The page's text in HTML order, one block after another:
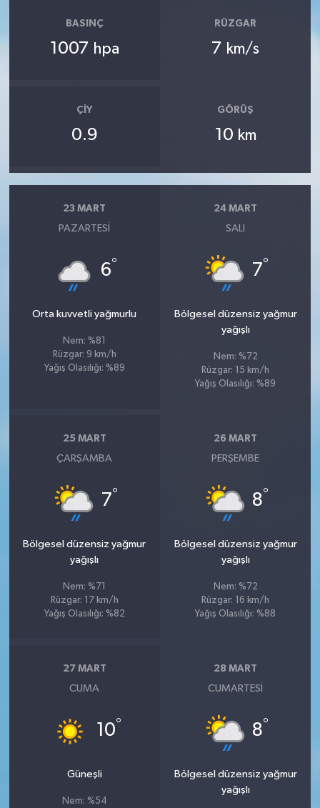
BASINÇ
1007 hpa
RÜZGAR
7 km/s
ÇIY
0.9
GÖRÜŞ
10 km
23 MART
PAZARTESI
6°
Orta kuvvetli yağmurlu
Nem: %81
Rüzgar: 9 km/h
Yağış Olasılığı: %89
24 MART
SALI
7°
Bölgesel düzensiz yağmur
yağışlı
Nem: %72
Rüzgar: 15 km/h
Yağış Olasılığı: %89
25 MART
ÇARŞAMBA
7°
Bölgesel düzensiz yağmur
yağışlı
Nem: %71
Rüzgar: 17 km/h
Yağış Olasılığı: %82
26 MART
PERŞEMBE
8°
Bölgesel düzensiz yağmur
yağışlı
Nem: %72
Rüzgar: 16 km/h
Yağış Olasılığı: %88
27 MART
CUMA
10°
Güneşli
Nem: %54
28 MART
CUMARTESI
8°
Bölgesel düzensiz yağmur
yağışlı